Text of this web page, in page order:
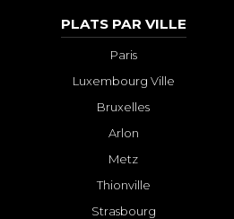
PLATS PAR VILLE
Paris
Luxembourg Ville
Bruxelles
Arlon
Metz
Thionville
Strasbourg